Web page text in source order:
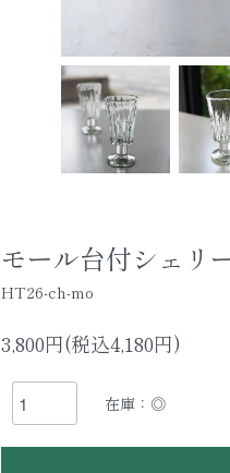
モール台付シェリ
HT26-ch-mo
3,800円(税込4,180円)
在庫：◎